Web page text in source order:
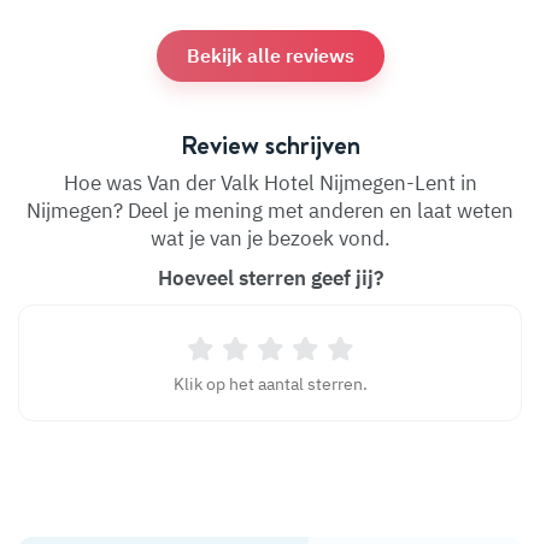
Bekijk alle reviews
Review schrijven
Hoe was Van der Valk Hotel Nijmegen-Lent in
Nijmegen? Deel je mening met anderen en laat weten
wat je van je bezoek vond.
Hoeveel sterren geef jij?
Klik op het aantal sterren.